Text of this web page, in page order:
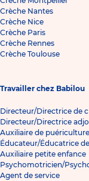
Crèche Nantes
Crèche Nice
Crèche Paris
Crèche Rennes
Crèche Toulouse
Travailler chez Babilou
Directeur/Directrice de
Directeur/Directrice
Auxiliaire de puériculture
Éducateur/Éducatrice
Auxiliaire petite enfance
Psychomotricien/
Agent de service